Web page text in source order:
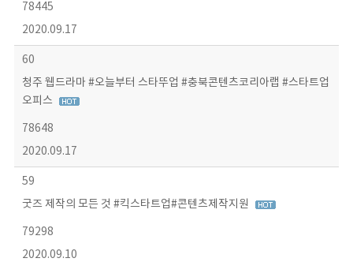
78445
2020.09.17
60
청주 웹드라마 #오늘부터 스타뚜업 #충북콘텐츠코리아랩 #스타트업
오피스
78648
2020.09.17
59
굿즈 제작의 모든 것 #킥스타트업#콘텐츠제작지원
79298
2020.09.10